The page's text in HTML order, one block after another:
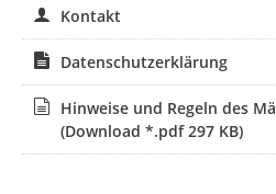
Kontakt
Datenschutzerklärung
Hinweise und Regeln des
(Download *.pdf 297 KB)